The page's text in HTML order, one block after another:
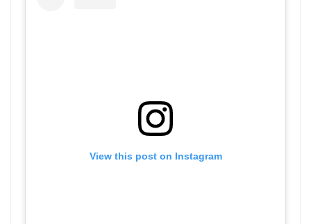
View this post on Instagram